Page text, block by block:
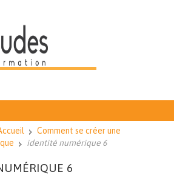
formation
cours et ateliers
collectifs
cours particuliers
Comment se créer une
identité numérique 6
6